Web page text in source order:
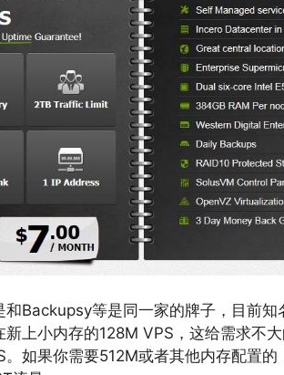
Backupsy等是同一家的牌子，目前
上小内存的128M VPS，这给需求不
。如果你需要512M或者其他内存配置